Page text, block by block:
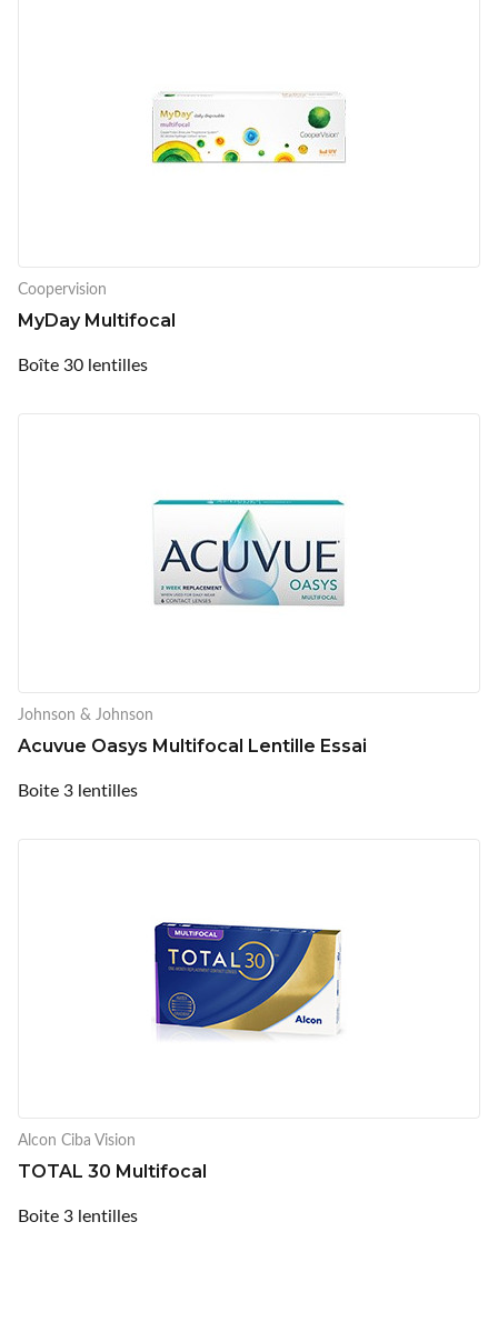
Coopervision
MyDay Multifocal
Boîte 30 lentilles
Johnson & Johnson
Acuvue Oasys Multifocal Lentille Essai
Boite 3 lentilles
Alcon Ciba Vision
TOTAL 30 Multifocal
Boite 3 lentilles